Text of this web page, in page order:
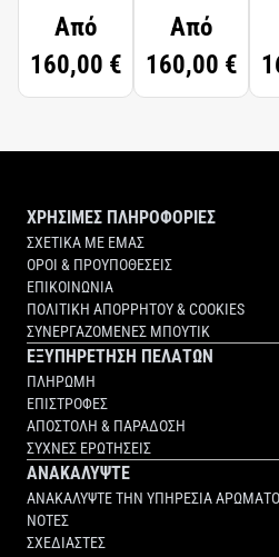
Από
160,00 €
Από
160,00 €
ΧΡΗΣΙΜΕΣ ΠΛΗΡΟΦΟΡΙΕΣ
ΣΧΕΤΙΚΑ ΜΕ ΕΜΑΣ
ΟΡΟΙ & ΠΡΟΥΠΟΘΕΣΕΙΣ
ΕΠΙΚΟΙΝΩΝΙΑ
ΠΟΛΙΤΙΚΗ ΑΠΟΡΡΗΤΟΥ & COOKIES
ΣΥΝΕΡΓΑΖΟΜΕΝΕΣ ΜΠΟΥΤΙΚ
ΕΞΥΠΗΡΕΤΗΣΗ ΠΕΛΑΤΩΝ
ΠΛΗΡΩΜΗ
ΕΠΙΣΤΡΟΦΕΣ
ΑΠΟΣΤΟΛΗ & ΠΑΡΑΔΟΣΗ
ΣΥΧΝΕΣ ΕΡΩΤΗΣΕΙΣ
ΑΝΑΚΑΛΥΨΤΕ
ΑΝΑΚΑΛΥΨΤΕ ΤΗΝ ΥΠΗΡΕΣΙΑ
ΝΟΤΕΣ
ΣΧΕΔΙΑΣΤΕΣ